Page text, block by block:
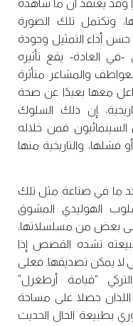
وقد يعتقد أن ما شاهده
وتكتمل تلك الصورة
أداء التمثيل وجودة
-في العادة- يقع تأثيره
والمشاعر متأثرة
معها بعيدًا عن صحة
إن ذلك السلوك
فمن خلاله
فشلها، والتاريخية منها
حد ما في صناعة مثل تلك
الهوليدي المشوق
إلى بعض من مسلسلاتها،
تشده القصص إذا
لا يمكن تصديقها. فعلى
“قيامة أرطغرل”
حصلا على مساحة
بطبيعة الحال الحديث